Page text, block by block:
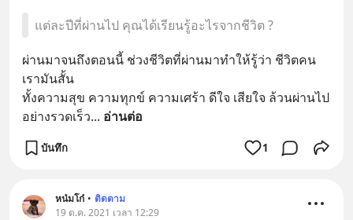
แต่ละปีที่ผ่านไป คุณได้เรียนรู้อะไรจากชีวิต ?
ผ่านมาจนถึงตอนนี้ ช่วงชีวิตที่ผ่านมาทำให้รู้ว่า ชีวิตคน
เรามันสั้น
ทั้งความสุข ความทุกข์ ความเศร้า ดีใจ เสียใจ ล้วนผ่านไป
อย่างรวดเร็ว... อ่านต่อ
บันทึก 1
หน๋มโก๋ • ติดตาม
19 ต.ค. 2021 เวลา 12:29